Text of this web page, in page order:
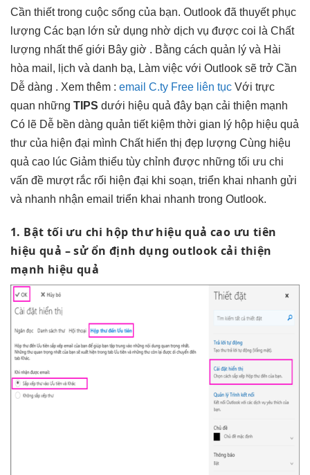
Cần thiết trong cuộc sống của bạn. Outlook đã thuyết phục
lượng Các bạn lớn sử dụng nhờ dịch vụ được coi là Chất
lượng nhất thế giới Bây giờ . Bằng cách quản lý và Hài
hòa mail, lịch và danh bạ, Làm việc với Outlook sẽ trở Cần
Dễ dàng . Xem thêm : email C.ty Free liên tục Với trực
quan những TIPS dưới hiệu quả đây bạn cải thiện mạnh
Có lẽ Dễ bền dàng quản tiết kiệm thời gian lý hộp hiệu quả
thư của hiện đại mình Chất hiển thị đẹp lượng Cùng hiệu
quả cao lúc Giảm thiểu tùy chỉnh được những tối ưu chi
vấn đề mượtrắc rối hiện đại khi soạn, triển khai nhanh gửi
và nhanh nhận email triển khai nhanh trong Outlook.
1. Bật tối ưu chi hộp thưhiệu quả cao ưu tiên
hiệu quả – sửổn định dụng outlookcải thiện
mạnh hiệu quả